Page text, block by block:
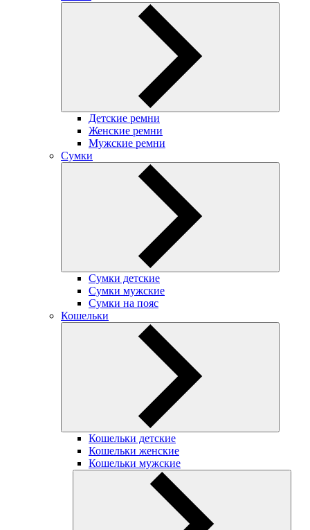
Детские ремни
Женские ремни
Мужские ремни
Сумки
Сумки детские
Сумки мужские
Сумки на пояс
Кошельки
Кошельки детские
Кошельки женские
Кошельки мужские